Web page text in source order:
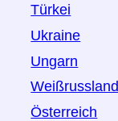
Türkei
Ukraine
Ungarn
Weißrussland
Österreich